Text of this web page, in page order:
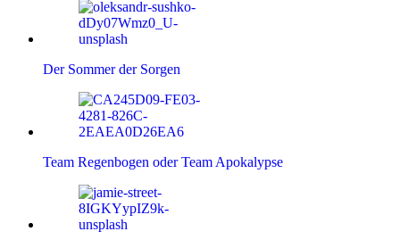
Der Sommer der Sorgen
Team Regenbogen oder Team Apokalypse